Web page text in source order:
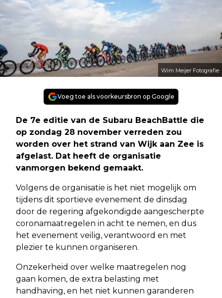
Wim Meijer Fotografie
Voeg toe als voorkeursbron op Google
De 7e editie van de Subaru BeachBattle die
op zondag 28 november verreden zou
worden over het strand van Wijk aan Zee is
afgelast. Dat heeft de organisatie
vanmorgen bekend gemaakt.
Volgens de organisatie is het niet mogelijk om
tijdens dit sportieve evenement de dinsdag
door de regering afgekondigde aangescherpte
coronamaatregelen in acht te nemen, en dus
het evenement veilig, verantwoord en met
plezier te kunnen organiseren.
Onzekerheid over welke maatregelen nog
gaan komen, de extra belasting met
handhaving, en het niet kunnen garanderen